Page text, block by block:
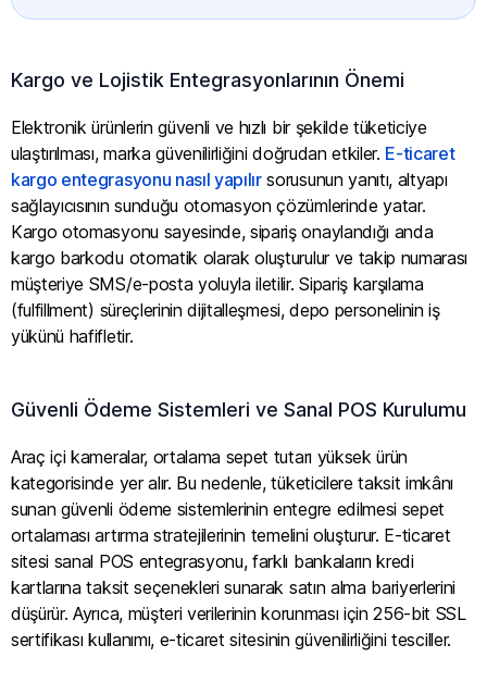
Kargo ve Lojistik Entegrasyonlarının Önemi
Elektronik ürünlerin güvenli ve hızlı bir şekilde tüketiciye
ulaştırılması, marka güvenilirliğini doğrudan etkiler. E-ticaret
kargo entegrasyonu nasıl yapılırsorusunun yanıtı, altyapı
sağlayıcısının sunduğu otomasyon çözümlerinde yatar.
Kargo otomasyonu sayesinde, sipariş onaylandığı anda
kargo barkodu otomatik olarak oluşturulur ve takip numarası
müşteriye SMS/e-posta yoluyla iletilir. Sipariş karşılama
(fulfillment) süreçlerinin dijitalleşmesi, depo personelinin iş
yükünü hafifletir.
Güvenli Ödeme Sistemleri ve Sanal POS Kurulumu
Araç içi kameralar, ortalama sepet tutarı yüksek ürün
kategorisinde yer alır. Bu nedenle, tüketicilere taksit imkânı
sunan güvenli ödeme sistemlerinin entegre edilmesi sepet
ortalaması artırma stratejilerinin temelini oluşturur. E-ticaret
sitesi sanal POS entegrasyonu, farklı bankaların kredi
kartlarına taksit seçenekleri sunarak satın alma bariyerlerini
düşürür. Ayrıca, müşteri verilerinin korunması için 256-bit SSL
sertifikası kullanımı, e-ticaret sitesinin güvenilirliğini tesciller.